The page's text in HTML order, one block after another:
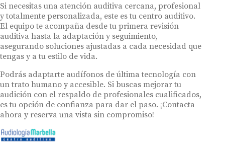
Si necesitas una atención auditiva cercana, profesional
y totalmente personalizada, este es tu centro auditivo.
El equipo te acompaña desde tu primera revisión
auditiva hasta la adaptación y seguimiento,
asegurando soluciones ajustadas a cada necesidad que
tengas y a tu estilo de vida.
Podrás adaptarte audífonos de última tecnología con
un trato humano y accesible. Si buscas mejorar tu
audición con el respaldo de profesionales cualificados,
es tu opción de confianza para dar el paso. ¡Contacta
ahora y reserva una vista sin compromiso!